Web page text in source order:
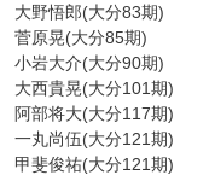
大野悟郎(大分83期)
菅原晃(大分85期)
小岩大介(大分90期)
大西貴晃(大分101期)
阿部将大(大分117期)
一丸尚伍(大分121期)
甲斐俊祐(大分121期)